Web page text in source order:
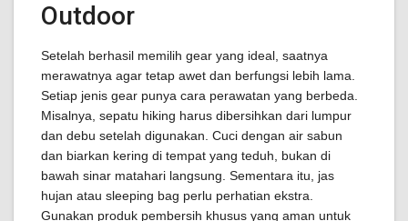
Outdoor
Setelah berhasil memilih gear yang ideal, saatnya
merawatnya agar tetap awet dan berfungsi lebih lama.
Setiap jenis gear punya cara perawatan yang berbeda.
Misalnya, sepatu hiking harus dibersihkan dari lumpur
dan debu setelah digunakan. Cuci dengan air sabun
dan biarkan kering di tempat yang teduh, bukan di
bawah sinar matahari langsung. Sementara itu, jas
hujan atau sleeping bag perlu perhatian ekstra.
Gunakan produk pembersih khusus yang aman untuk